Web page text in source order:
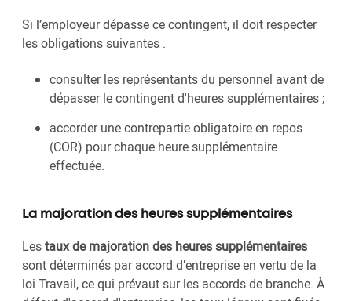
Si l’employeur dépasse ce contingent, il doit respecter
les obligations suivantes :
consulter les représentants du personnel avant de
dépasser le contingent d'heures supplémentaires ;
accorder une contrepartie obligatoire en repos
(COR) pour chaque heure supplémentaire
effectuée.
La majoration des heures supplémentaires
Lestaux de majoration des heures supplémentaires
sont déterminés par accord d’entreprise en vertu de la
loi Travail, ce qui prévaut sur les accords de branche. À